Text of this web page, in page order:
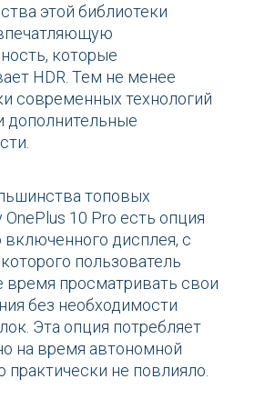
этой библиотеки
которые
HDR. Тем не менее
современных технологий
дополнительные
топовых
OnePlus 10 Pro есть опция
включенного дисплея, с
пользователь
время просматривать свои
без необходимости
Эта опция потребляет
на время автономной
практически не повлияло.